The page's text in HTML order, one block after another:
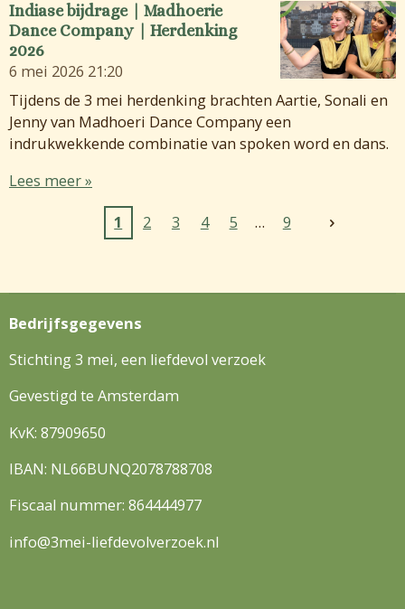
Indiase bijdrage | Madhoerie
Dance Company | Herdenking
2026
6 mei 2026 21:20
Tijdens de 3 mei herdenking brachten Aartie, Sonali en
Jenny van Madhoeri Dance Company een
indrukwekkende combinatie van spoken word en dans.
Lees meer »
1 2 3 4 5 9
Bedrijfsgegevens
Stichting 3 mei, een liefdevol verzoek
Gevestigd te Amsterdam
KvK: 87909650
IBAN: NL66BUNQ2078788708
Fiscaal nummer: 864444977
info@3mei-liefdevolverzoek.nl